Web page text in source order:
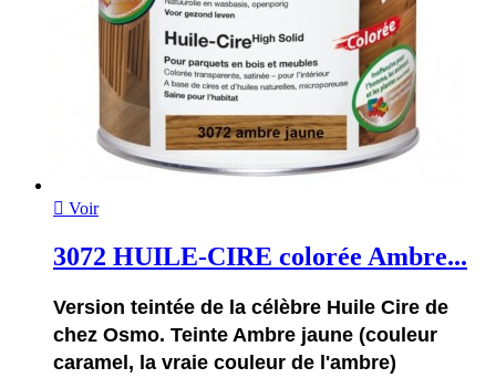
 Voir
3072 HUILE-CIRE colorée Ambre...
Version teintée de la célèbre Huile Cire de
chez Osmo. Teinte Ambre jaune (couleur
caramel, la vraie couleur de l'ambre)